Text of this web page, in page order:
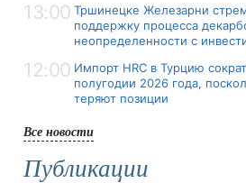
13:00 Тршинецке Железарни
поддержку процесса
неопределенности с
12:00 Импорт HRC в Турцию
полугодии 2026 года,
теряют позиции
Все новости
Публикации